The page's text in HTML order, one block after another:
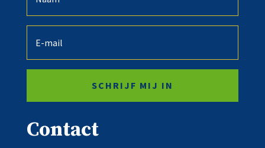
SCHRIJF MIJ IN
Contact